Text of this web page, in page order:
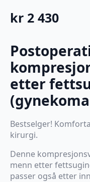
kr 2 430
etter
Bestselger!
kirurgi.
Denne
menn etter
passer også etter